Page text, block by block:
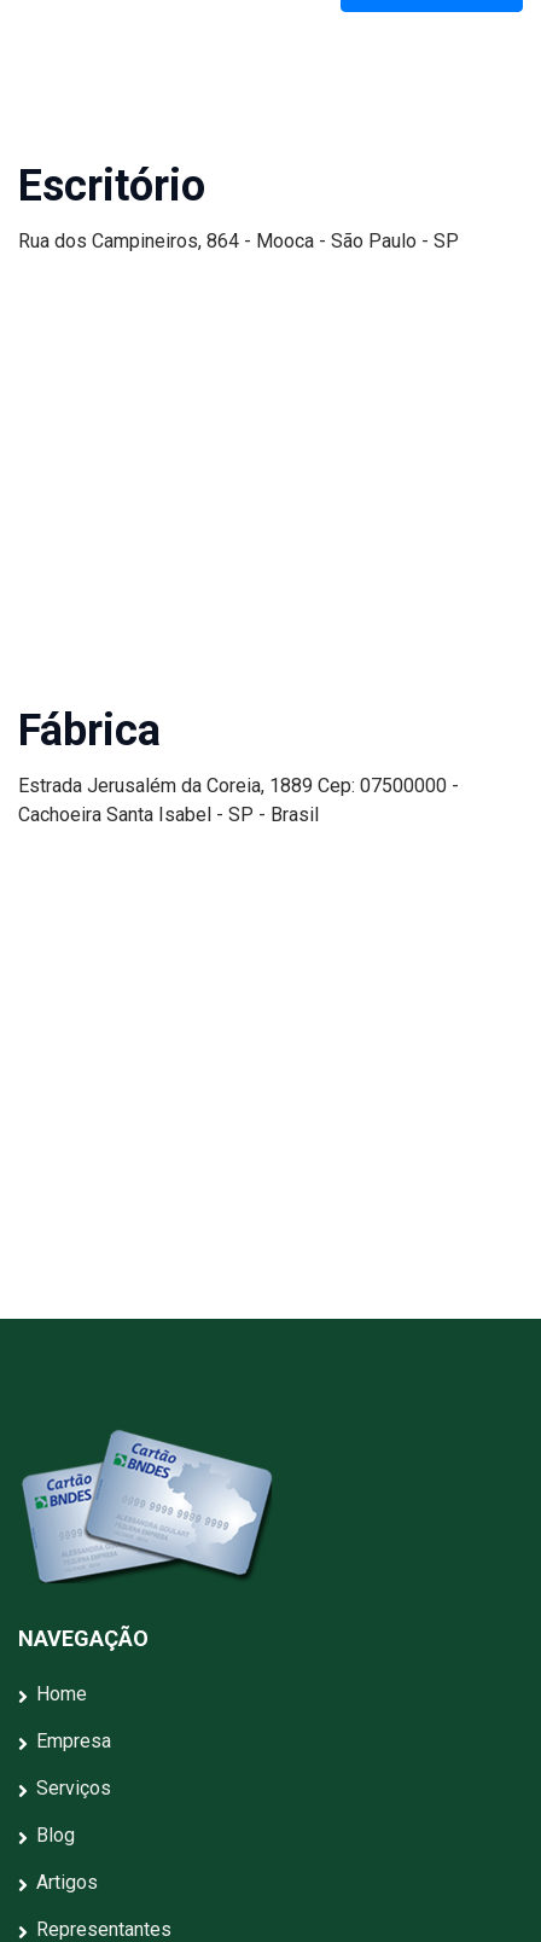
Escritório
Rua dos Campineiros, 864 - Mooca - São Paulo - SP
Fábrica
Estrada Jerusalém da Coreia, 1889 Cep: 07500000 -
Cachoeira Santa Isabel - SP - Brasil
NAVEGAÇÃO
Home
Empresa
Serviços
Blog
Artigos
Representantes